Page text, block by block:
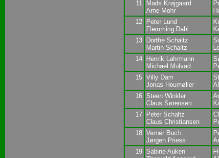
11
Mads Krøjgaard
Arne Mohr
12
Peter Lund
Flemming Dahl
13
Dorthe Schaltz
Martin Schaltz
14
Henrik Lahrmann
Michael Mulvad
15 Villy Dam
Jonas Houmøller
16 Steen Winkler
Claus Sørensen
17
Peter Schaltz
Claus Christiansen
18 Verner Buch
Jørgen Priess
19 Sabine Auken